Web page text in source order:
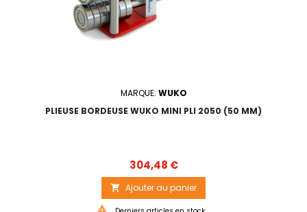
MARQUE: WUKO
PLIEUSE BORDEUSE WUKO MINI PLI 2050 (50 MM)
Prix
304,48 €
 Ajouter au panier